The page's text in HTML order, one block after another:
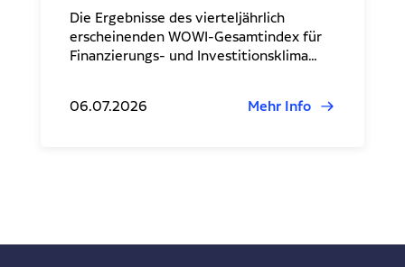
Die Ergebnisse des vierteljährlich
erscheinenden WOWI-Gesamtindex für
Finanzierungs- und Investitionsklima…
06.07.2026 Mehr Info